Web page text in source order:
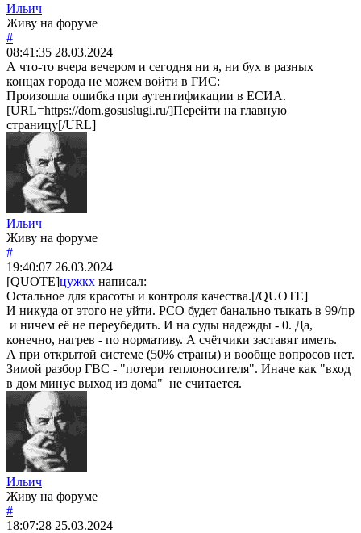
Ильич
Живу на форуме
#
08:41:35 28.03.2024
А что-то вчера вечером и сегодня ни я, ни бух в разных
концах города не можем войти в ГИС:
Произошла ошибка при аутентификации в ЕСИА.
[URL=https://dom.gosuslugi.ru/]Перейти на главную
страницу[/URL]
Ильич
Живу на форуме
#
19:40:07 26.03.2024
[QUOTE]цужкх написал:
Остальное для красоты и контроля качества.[/QUOTE]
И никуда от этого не уйти. РСО будет банально тыкать в 99/пр
и ничем её не переубедить. И на суды надежды - 0. Да,
конечно, нагрев - по нормативу. А счётчики заставят иметь.
А при открытой системе (50% страны) и вообще вопросов нет.
Зимой разбор ГВС - "потери теплоносителя". Иначе как "вход
в дом минус выход из дома" не считается.
Ильич
Живу на форуме
#
18:07:28 25.03.2024